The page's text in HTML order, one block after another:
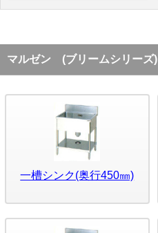
マルゼン (ブリームシリーズ)
一槽シンク(奥行450㎜)